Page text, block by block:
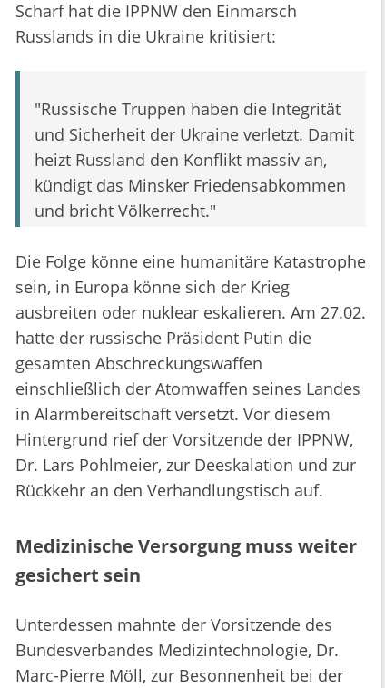
Scharf hat die IPPNW den Einmarsch
Russlands in die Ukraine kritisiert:
"Russische Truppen haben die Integrität
und Sicherheit der Ukraine verletzt. Damit
heizt Russland den Konflikt massiv an,
kündigt das Minsker Friedensabkommen
und bricht Völkerrecht."
Die Folge könne eine humanitäre Katastrophe
sein, in Europa könne sich der Krieg
ausbreiten oder nuklear eskalieren. Am 27.02.
hatte der russische Präsident Putin die
gesamten Abschreckungswaffen
einschließlich der Atomwaffen seines Landes
in Alarmbereitschaft versetzt. Vor diesem
Hintergrund rief der Vorsitzende der IPPNW,
Dr. Lars Pohlmeier, zur Deeskalation und zur
Rückkehr an den Verhandlungstisch auf.
Medizinische Versorgung muss weiter
gesichert sein
Unterdessen mahnte der Vorsitzende des
Bundesverbandes Medizintechnologie, Dr.
Marc-Pierre Möll, zur Besonnenheit bei der